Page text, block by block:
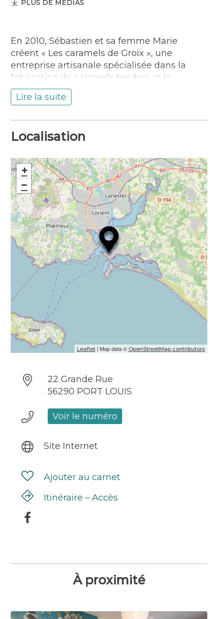
PLUS DE MÉDIAS
En 2010, Sébastien et sa femme Marie
créent « Les caramels de Groix », une
entreprise artisanale spécialisée dans la
fabrication de caramels tendres et la
confiserie d’antan: guimauves aux parfums
délicats, nougats, oranges confites, fruits
des matières premières, issues, le plus
Au printemps 2025, ils ouvrent une nouvelle
boutique à Port Louis. C’est l’occasion pour
Sébastien de revenir à son premier métier,
chocolatier, grâce à un laboratoire spacieux
situé à l’arrière boutique, garantissant une
fabrication locale et lui donnant ainsi
l’occasion lors de visites de partager sa
passion avec ses clients :
» Ce que j’aime par dessus tout c’est
surprendre en faisant gouter mes produits.
Faire gouter, c’est souvent plus efficace que
des mots ! «
Venez découvrir par vous mêmes sa
gamme de caramels et de chocolats, et
surtout, n’hésitez pas à goûter la spécialité
de la maison, « Les Olympes », une truffe
Commerce
Chocolaterie – Confiserie
Lire la suite
Localisation
+
−
Leaflet| Map data © OpenStreetMap contributors
22 Grande Rue
56290 PORT LOUIS
Voir le numéro
Site Internet
Ajouter au carnet
Itinéraire – Accès
À proximité